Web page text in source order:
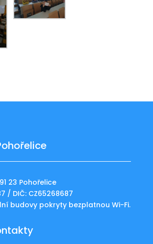
23 Pohořelice
/ DIČ: CZ65268687
budovy pokryty bezplatnou Wi-Fi.